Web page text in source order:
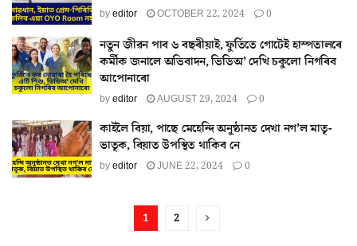
byeditor OCTOBER 22, 2024 0
নতুন জীৱন পাব ৬ বছৰীয়াই, ফুৰ্তিতে গোটেই হাস্পতালৰে
কৰ্মীক জনালে অভিবাদন, ভিডিঅ’ দেখি চকুলো নিগৰিব
আপোনাৰো
byeditor AUGUST 29, 2024 0
কাইলৈ বিয়া, পাছে মেহেন্দি অনুষ্ঠানত দেখা নগ’ল মাতৃ-
ভাতৃক, বিয়াত উপস্থিত থাকিব নে
byeditor JUNE 22, 2024 0
1 2